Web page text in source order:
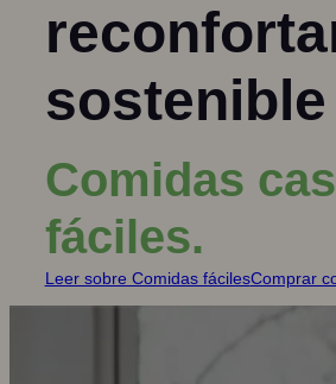
sostenible
Comidas
fáciles.
Leer sobre Comidas fácilesComprar